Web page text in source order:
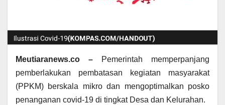
Meutiaranews.co –
Pemerintah memperpanjang
pemberlakukan pembatasan kegiatan masyarakat
(PPKM) berskala mikro dan mengoptimalkan posko
penanganan covid-19 di tingkat Desa dan Kelurahan.